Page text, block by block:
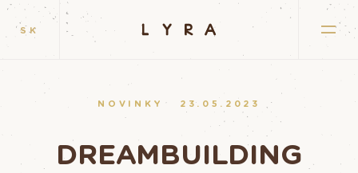
SK
NOVINKY 23.05.2023
DREAMBUILDING